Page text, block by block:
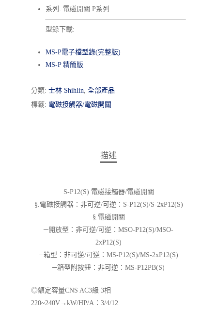
系列: 電磁開關 P系列
型錄下載:
MS-P電子檔型錄(完整版)
MS-P 精簡版
分類: 士林 Shihlin, 全部產品
標籤: 電磁接觸器/電磁開關
描述
S-P12(S) 電磁接觸器/電磁開關
§.電磁接觸器：非可逆/可逆：S-P12(S)/S-2xP12(S)
§.電磁開關
─開放型：非可逆/可逆：MSO-P12(S)/MSO-
2xP12(S)
─箱型：非可逆/可逆：MS-P12(S)/MS-2xP12(S)
─箱型附按鈕：非可逆：MS-P12PB(S)
◎額定容量CNS AC3級 3相
220~240V→kW/HP/A：3/4/12